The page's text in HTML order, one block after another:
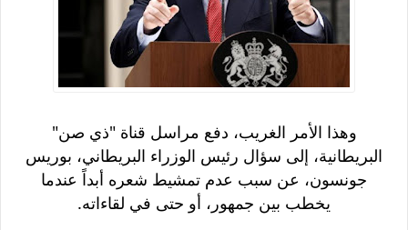
وهذا الأمر الغريب، دفع مراسل قناة "ذي صن"
البريطانية، إلى سؤال رئيس الوزراء البريطاني، بوريس
جونسون، عن سبب عدم تمشيط شعره أبداً عندما
يخطب بين جمهور، أو حتى في لقاءاته.